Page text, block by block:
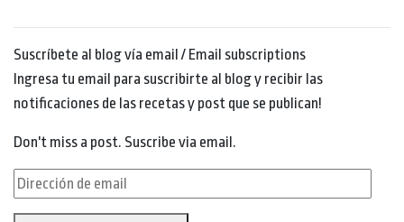
Suscríbete al blog vía email / Email subscriptions
Ingresa tu email para suscribirte al blog y recibir las
notificaciones de las recetas y post que se publican!
Don't miss a post. Suscribe via email.
Dirección
de